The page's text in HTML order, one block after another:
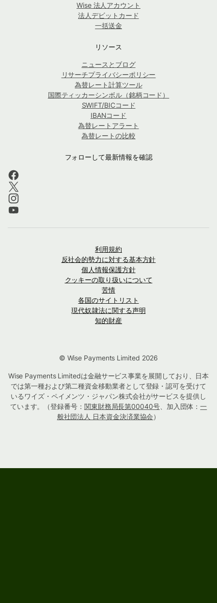
Wise 法人アカウント
法人デビットカード
一括送金
リソース
ニュースとブログ
リサーチプライバシーポリシー
為替レート計算ツール
国際ティッカーシンボル（銘柄コード）
SWIFT/BICコード
IBANコード
為替レートアラート
為替レートの比較
フォローして最新情報を確認
利用規約
反社会的勢力に対する基本方針
個人情報保護方針
クッキーの取り扱いについて
苦情
各国のサイトリスト
現代奴隷法に関する声明
知的財産
© Wise Payments Limited 2026
Wise Payments Limitedは金融サービス事業を展開しており、日本
では第一種および第二種資金移動業者として登録・認可を受けて
いるワイズ・ペイメンツ・ジャパン株式会社がサービスを提供し
ています。（登録番号： 関東財務局長第00040号、加入団体：一
般社団法人 日本資金決済業協会）